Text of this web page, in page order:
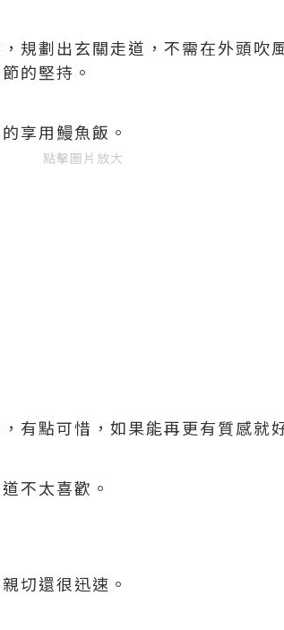
規劃出玄關走道，不需在外頭吹
的堅持。
享用鰻魚飯。
點擊圖片放大
有點可惜，如果能再更有質感就
不太喜歡。
切還很迅速。